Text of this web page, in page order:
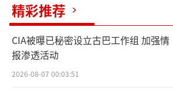
精彩推荐
CIA被曝已秘密设立古巴工作组 加强情
报渗透活动
2026-08-07 00:03:51